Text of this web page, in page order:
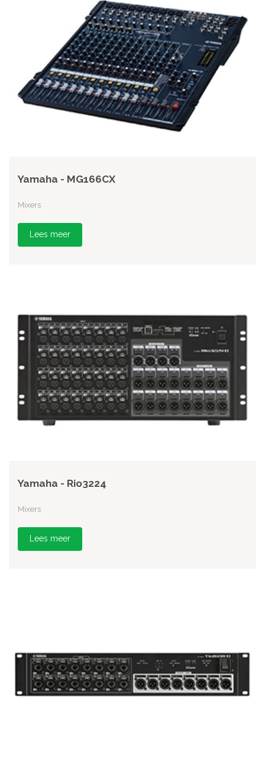
Yamaha - MG166CX
Mixers
Lees meer
Yamaha - Rio3224
Mixers
Lees meer